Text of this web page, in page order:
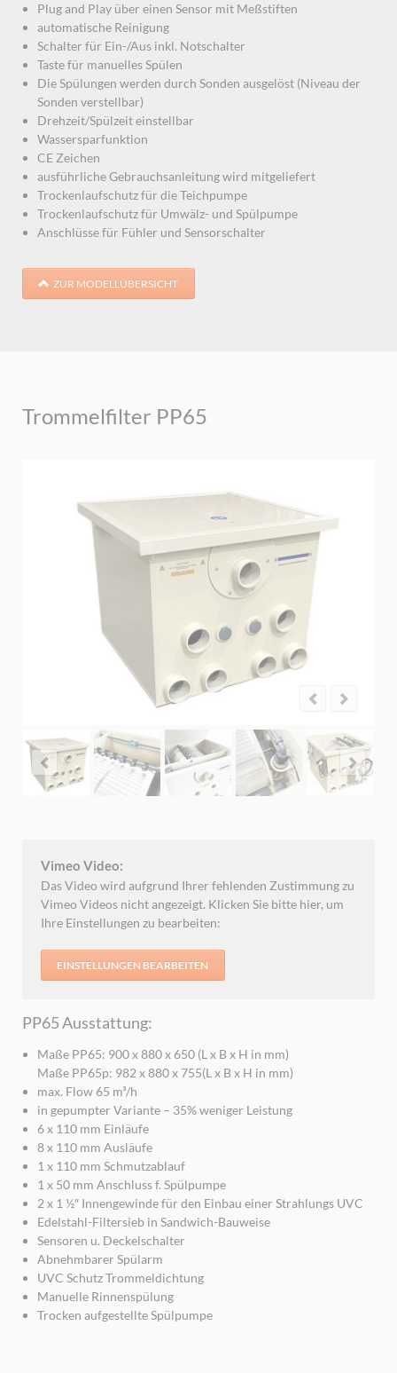
Plug and Play über einen Sensor mit Meßstiften
automatische Reinigung
Schalter für Ein-/Aus inkl. Notschalter
Taste für manuelles Spülen
Die Spülungen werden durch Sonden ausgelöst (Niveau der
Sonden verstellbar)
Drehzeit/Spülzeit einstellbar
Wassersparfunktion
CE Zeichen
ausführliche Gebrauchsanleitung wird mitgeliefert
Trockenlaufschutz für die Teichpumpe
Trockenlaufschutz für Umwälz- und Spülpumpe
Anschlüsse für Fühler und Sensorschalter
ZUR MODELLÜBERSICHT
Trommelfilter PP65
Vimeo Video:
Das Video wird aufgrund Ihrer fehlenden Zustimmung zu
Vimeo Videos nicht angezeigt. Klicken Sie bitte hier, um
Ihre Einstellungen zu bearbeiten:
EINSTELLUNGEN BEARBEITEN
PP65 Ausstattung:
Maße PP65: 900 x 880 x 650 (L x B x H in mm)
Maße PP65p: 982 x 880 x 755(L x B x H in mm)
max. Flow 65 m³/h
in gepumpter Variante – 35% weniger Leistung
6 x 110 mm Einläufe
8 x 110 mm Ausläufe
1 x 110 mm Schmutzablauf
1 x 50 mm Anschluss f. Spülpumpe
2 x 1 ½″ Innengewinde für den Einbau einer Strahlungs UVC
Edelstahl-Filtersieb in Sandwich-Bauweise
Sensoren u. Deckelschalter
Abnehmbarer Spülarm
UVC Schutz Trommeldichtung
Manuelle Rinnenspülung
Trocken aufgestellte Spülpumpe